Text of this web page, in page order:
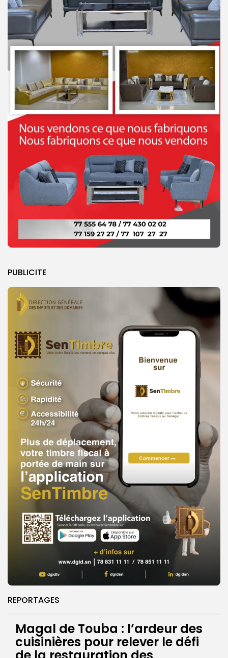
PUBLICITE
REPORTAGES
Magal de Touba : l’ardeur des
cuisinières pour relever le défi